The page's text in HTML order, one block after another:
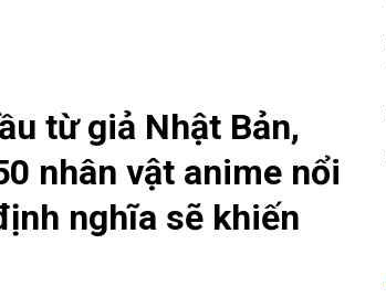
từ giả Nhật Bản,
nhân vật anime nổi
nghĩa sẽ khiến